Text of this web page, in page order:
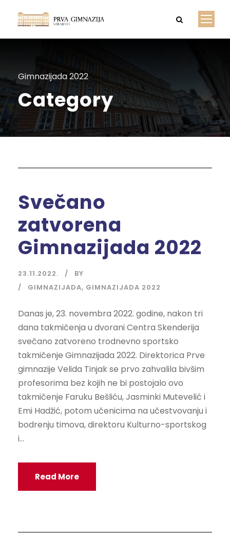
Gimnazijada 2022
Category
Svečano
zatvorena
Gimnazijada 2022
23.11.2022.
BY
GIMNAZIJADA, GIMNAZIJADA 2022
Danas je, 23. novembra 2022. godine, nakon tri
dana takmičenja u dvorani Centra Skenderija
svečano zatvoreno trodnevno sportsko
takmičenje Gimnazijada 2022. Direktorica Prve
gimnazije Velida Tinjak se prvo zahvalila bivšim
profesorima bez kojih ne bi postojalo ovo
takmičenje Faruku Bešliću, Jasminki Mutevelić i
Emi Hadžić, potom učenicima na učestvovanju i
bodrenju timova, direktoru Kulturno-sportskog
i...
Read More